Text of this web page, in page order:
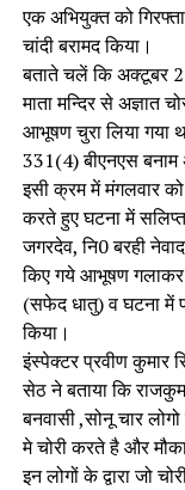
एक अभियुक्त को
चांदी बरामद किया।
बताते चलें कि अक्टूबर
माता मन्दिर से अज्ञात
आभूषण चुरा लिया गया
331(4) बीएनएस बनाम
इसी क्रम में मंगलवार
करते हुए घटना में
जगरदेव, नि0 बरही
किए गये आभूषण गलाकर
(सफेद धातु) व घटना में
किया।
इंस्पेक्टर प्रवीण कुमार
सेठ ने बताया कि
बनवासी ,सोनू चार
मे चोरी करते है और
इन लोगों के द्वारा जो